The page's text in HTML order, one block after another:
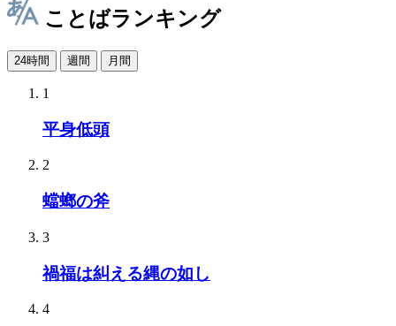
ことばランキング
24時間 週間 月間
1
平身低頭
2
蟷螂の斧
3
禍福は糾える縄の如し
4